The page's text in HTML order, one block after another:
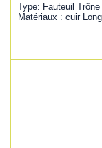
Type: Fauteuil
Matériaux : cuir